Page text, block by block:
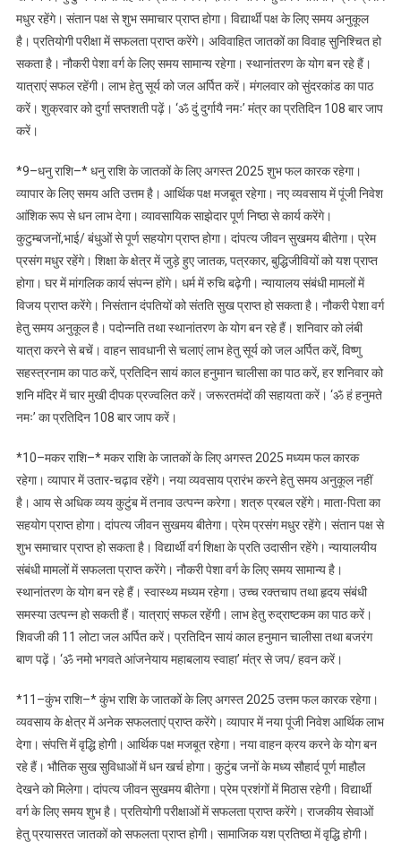
मधुर रहेंगे। संतान पक्ष से शुभ समाचार प्राप्त होगा। विद्यार्थी पक्ष के लिए समय अनुकूल
है। प्रतियोगी परीक्षा में सफलता प्राप्त करेंगे। अविवाहित जातकों का विवाह सुनिश्चित हो
सकता है। नौकरी पेशा वर्ग के लिए समय सामान्य रहेगा। स्थानांतरण के योग बन रहे हैं।
यात्राएं सफल रहेंगी। लाभ हेतु सूर्य को जल अर्पित करें। मंगलवार को सुंदरकांड का पाठ
करें। शुक्रवार को दुर्गा सप्तशती पढ़ें। ‘ॐ दुं दुर्गायै नमः’ मंत्र का प्रतिदिन 108 बार जाप
करें।
*9–धनु राशि–* धनु राशि के जातकों के लिए अगस्त 2025 शुभ फल कारक रहेगा।
व्यापार के लिए समय अति उत्तम है। आर्थिक पक्ष मजबूत रहेगा। नए व्यवसाय में पूंजी निवेश
आंशिक रूप से धन लाभ देगा। व्यावसायिक साझेदार पूर्ण निष्ठा से कार्य करेंगे।
कुटुम्बजनों,भाई/ बंधुओं से पूर्ण सहयोग प्राप्त होगा। दांपत्य जीवन सुखमय बीतेगा। प्रेम
प्रसंग मधुर रहेंगे। शिक्षा के क्षेत्र में जुड़े हुए जातक, पत्रकार, बुद्धिजीवियों को यश प्राप्त
होगा। घर में मांगलिक कार्य संपन्न होंगे। धर्म में रुचि बढ़ेगी। न्यायालय संबंधी मामलों में
विजय प्राप्त करेंगे। निसंतान दंपतियों को संतति सुख प्राप्त हो सकता है। नौकरी पेशा वर्ग
हेतु समय अनुकूल है। पदोन्नति तथा स्थानांतरण के योग बन रहे हैं। शनिवार को लंबी
यात्रा करने से बचें। वाहन सावधानी से चलाएं लाभ हेतु सूर्य को जल अर्पित करें, विष्णु
सहस्त्रनाम का पाठ करें, प्रतिदिन सायं काल हनुमान चालीसा का पाठ करें, हर शनिवार को
शनि मंदिर में चार मुखी दीपक प्रज्वलित करें। जरूरतमंदों की सहायता करें। ‘ॐ हं हनुमते
नमः’ का प्रतिदिन 108 बार जाप करें।
*10–मकर राशि–* मकर राशि के जातकों के लिए अगस्त 2025 मध्यम फल कारक
रहेगा। व्यापार में उतार-चढ़ाव रहेंगे। नया व्यवसाय प्रारंभ करने हेतु समय अनुकूल नहीं
है। आय से अधिक व्यय कुटुंब में तनाव उत्पन्न करेगा। शत्रु प्रबल रहेंगे। माता-पिता का
सहयोग प्राप्त होगा। दांपत्य जीवन सुखमय बीतेगा। प्रेम प्रसंग मधुर रहेंगे। संतान पक्ष से
शुभ समाचार प्राप्त हो सकता है। विद्यार्थी वर्ग शिक्षा के प्रति उदासीन रहेंगे। न्यायालयीय
संबंधी मामलों में सफलता प्राप्त करेंगे। नौकरी पेशा वर्ग के लिए समय सामान्य है।
स्थानांतरण के योग बन रहे हैं। स्वास्थ्य मध्यम रहेगा। उच्च रक्तचाप तथा हृदय संबंधी
समस्या उत्पन्न हो सकती हैं। यात्राएं सफल रहेंगी। लाभ हेतु रुद्राष्टकम का पाठ करें।
शिवजी की 11 लोटा जल अर्पित करें। प्रतिदिन सायं काल हनुमान चालीसा तथा बजरंग
बाण पढ़ें। ‘ॐ नमो भगवते आंजनेयाय महाबलाय स्वाहा’ मंत्र से जप/ हवन करें।
*11–कुंभ राशि–* कुंभ राशि के जातकों के लिए अगस्त 2025 उत्तम फल कारक रहेगा।
व्यवसाय के क्षेत्र में अनेक सफलताएं प्राप्त करेंगे। व्यापार में नया पूंजी निवेश आर्थिक लाभ
देगा। संपत्ति में वृद्धि होगी। आर्थिक पक्ष मजबूत रहेगा। नया वाहन क्रय करने के योग बन
रहे हैं। भौतिक सुख सुविधाओं में धन खर्च होगा। कुटुंब जनों के मध्य सौहार्द पूर्ण माहौल
देखने को मिलेगा। दांपत्य जीवन सुखमय बीतेगा। प्रेम प्रशंगों में मिठास रहेगी। विद्यार्थी
वर्ग के लिए समय शुभ है। प्रतियोगी परीक्षाओं में सफलता प्राप्त करेंगे। राजकीय सेवाओं
हेतु प्रयासरत जातकों को सफलता प्राप्त होगी। सामाजिक यश प्रतिष्ठा में वृद्धि होगी।